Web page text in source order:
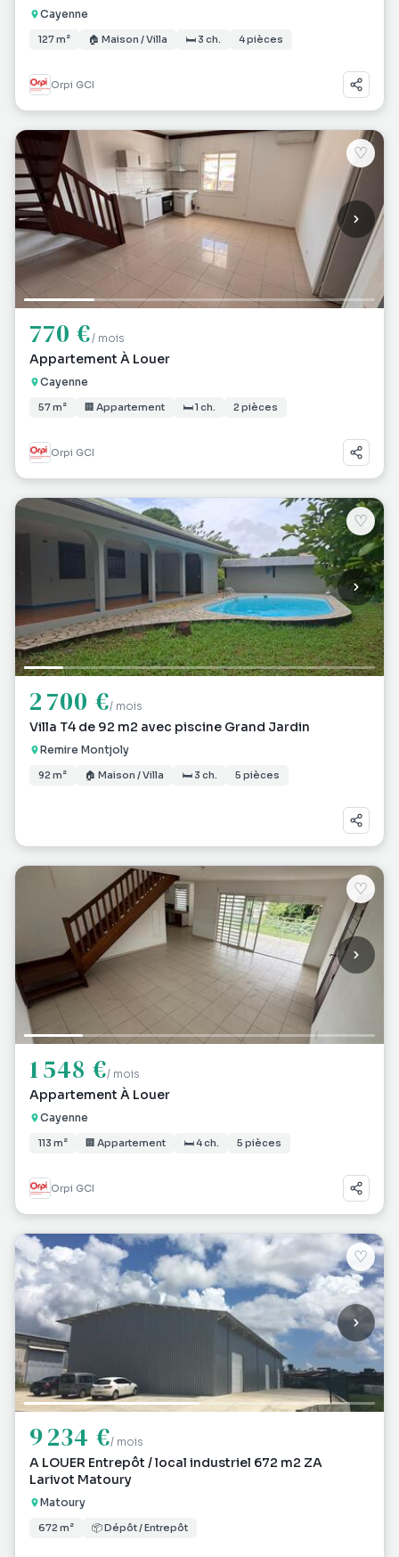
Cayenne
127 m² 🏠 Maison / Villa 🛏 3 ch. 4 pièces
Orpi GCI
♡
770 €/ mois
Appartement À Louer
Cayenne
57 m² 🏢 Appartement 🛏 1 ch. 2 pièces
Orpi GCI
♡
2 700 €/ mois
Villa T4 de 92 m2 avec piscine Grand Jardin
Remire Montjoly
92 m² 🏠 Maison / Villa 🛏 3 ch. 5 pièces
♡
1 548 €/ mois
Appartement À Louer
Cayenne
113 m² 🏢 Appartement 🛏 4 ch. 5 pièces
Orpi GCI
♡
9 234 €/ mois
A LOUER Entrepôt / local industriel 672 m2 ZA
Larivot Matoury
Matoury
672 m² 📦 Dépôt / Entrepôt